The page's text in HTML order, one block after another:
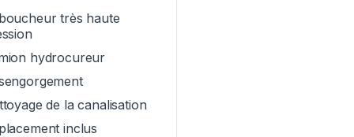
très haute
hydrocureur
de la canalisation
inclus